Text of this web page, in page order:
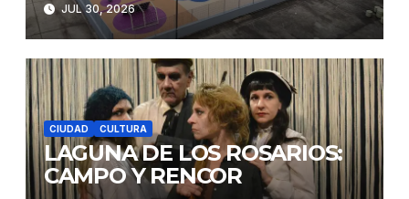
JUL 30, 2026
CIUDAD CULTURA
LAGUNA DE LOS ROSARIOS:
CAMPO Y RENCOR